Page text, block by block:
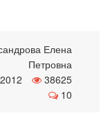
Елена
Петровна
38625
10